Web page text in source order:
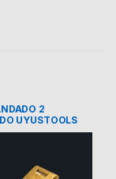
2
UYUSTOOLS